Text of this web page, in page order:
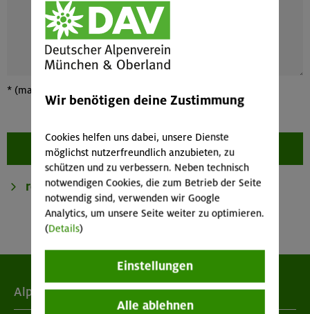
* (mandatory fileds)
Alpenverein
Wir benötigen deine Zustimmung
Cookies helfen uns dabei, unsere Dienste
möglichst nutzerfreundlich anzubieten, zu
schützen und zu verbessern. Neben technisch
notwendigen Cookies, die zum Betrieb der Seite
notwendig sind, verwenden wir Google
Analytics, um unsere Seite weiter zu optimieren.
(Details)
Einstellungen
Alle ablehnen